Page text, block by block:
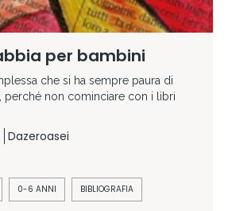
per bambini
che si ha sempre paura di
perché non cominciare con i libri
Dazeroasei
0-6 ANNI BIBLIOGRAFIA